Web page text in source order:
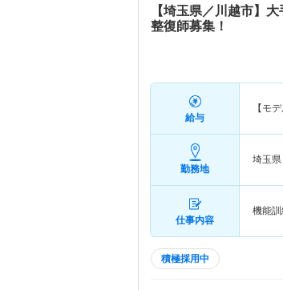
【埼玉県／川越市】
整復師募集！
給与
【モ
勤務地
埼玉
仕事内容
機能
積極採用中